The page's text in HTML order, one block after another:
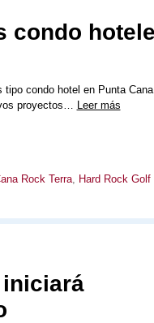
condo
tipo condo hotel en Punta
proyectos… Leer más
Rock Terra, Hard Rock Golf
iniciará